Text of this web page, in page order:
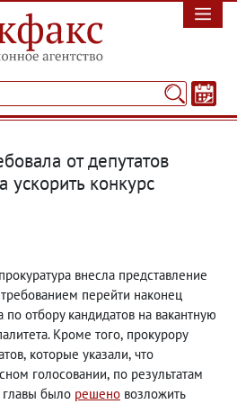
от депутатов
ускорить конкурс
внесла представление
перейти наконец
по отбору кандидатов на вакантную
Кроме того, прокурору
, которые указали, что
голосовании, по результатам
главы было решено возложить